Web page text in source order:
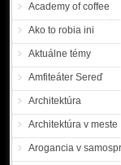
Academy of coffee
Ako to robia ini
Aktuálne témy
Amfiteáter Sereď
Architektúra
Architektúra v meste
Arogancia v